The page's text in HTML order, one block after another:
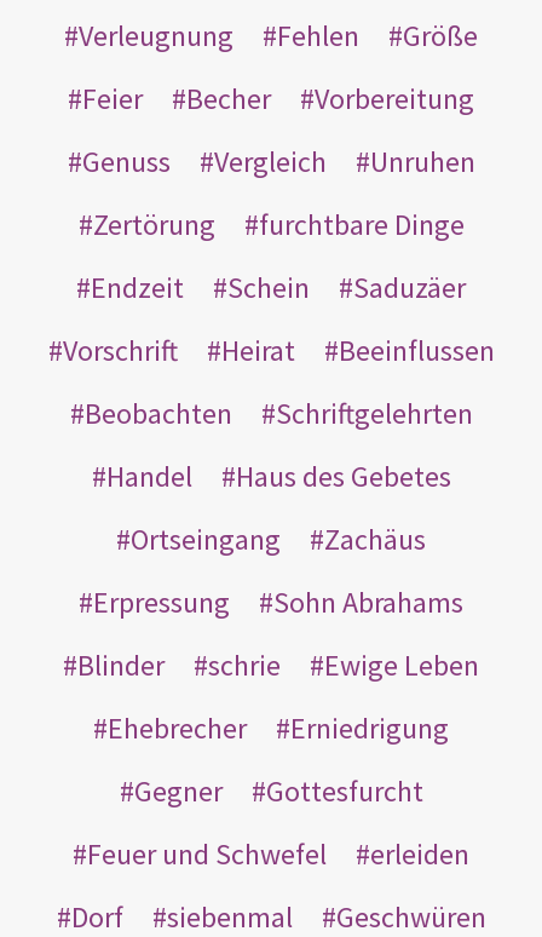
Verleugnung Fehlen
Größe
Feier
Becher
Vorbereitung
Genuss
Vergleich
Unruhen
Zertörung
furchtbare Dinge
Endzeit
Schein
Saduzäer
Vorschrift
Heirat
Beeinflussen
Beobachten
Schriftgelehrten
Handel
Haus des Gebetes
Ortseingang
Zachäus
Erpressung
Sohn Abrahams
Blinder
schrie
Ewige Leben
Ehebrecher
Erniedrigung
Gegner
Gottesfurcht
Feuer und Schwefel
erleiden
Dorf
siebenmal
Geschwüren